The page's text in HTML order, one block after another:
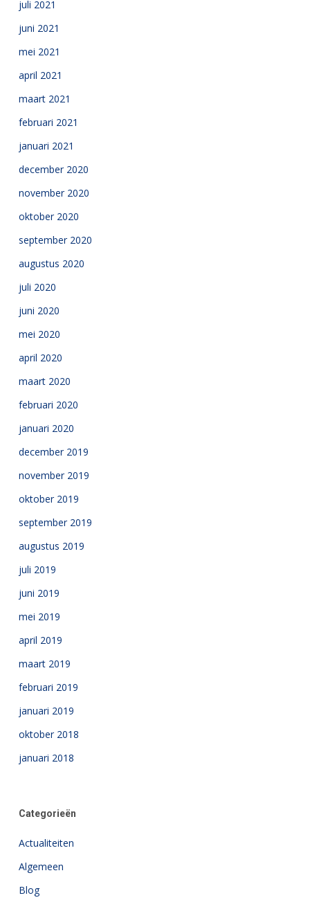
juli 2021
juni 2021
mei 2021
april 2021
maart 2021
februari 2021
januari 2021
december 2020
november 2020
oktober 2020
september 2020
augustus 2020
juli 2020
juni 2020
mei 2020
april 2020
maart 2020
februari 2020
januari 2020
december 2019
november 2019
oktober 2019
september 2019
augustus 2019
juli 2019
juni 2019
mei 2019
april 2019
maart 2019
februari 2019
januari 2019
oktober 2018
januari 2018
Categorieën
Actualiteiten
Algemeen
Blog